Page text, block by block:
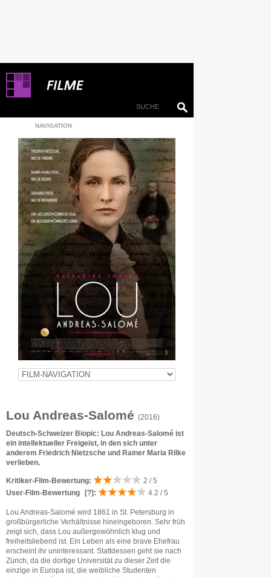
NAVIGATION
Lou Andreas-Salomé (2016)
Deutsch-Schweizer Biopic: Lou Andreas-Salomé ist
ein intellektueller Freigeist, in den sich unter
anderem Friedrich Nietzsche und Rainer Maria Rilke
verlieben.
Kritiker-Film-Bewertung:
2 / 5
User-Film-Bewertung
[?] : 4.2 / 5
Lou Andreas-Salomé wird 1861 in St. Petersburg in
großbürgerliche Verhältnisse hineingeboren. Sehr früh
zeigt sich, dass Lou außergewöhnlich klug und
freiheitsliebend ist. Ein Leben als eine brave Ehefrau
erscheint ihr uninteressant. Stattdessen geht sie nach
Zürich, da die dortige Universität zu dieser Zeit die
einzige in Europa ist, die weibliche Studenten